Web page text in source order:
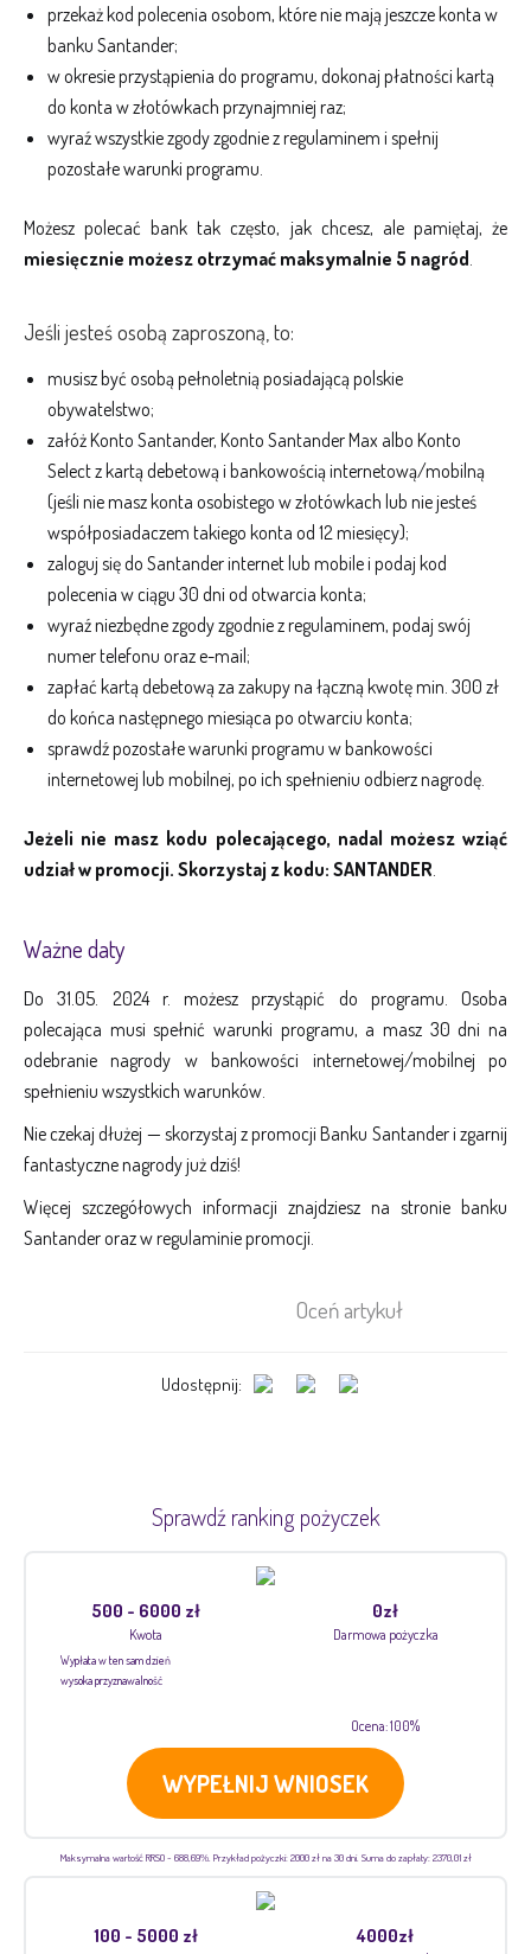
przekaż kod polecenia osobom, które nie mają jeszcze konta w
banku Santander;
w okresie przystąpienia do programu, dokonaj płatności kartą
do konta w złotówkach przynajmniej raz;
wyraź wszystkie zgody zgodnie z regulaminem i spełnij
pozostałe warunki programu.
Możesz polecać bank tak często, jak chcesz, ale pamiętaj, że
miesięcznie możesz otrzymać maksymalnie 5 nagród
Jeśli jesteś osobą zaproszoną, to:
musisz być osobą pełnoletnią posiadającą polskie
obywatelstwo;
załóż Konto Santander, Konto Santander Max albo Konto
Select z kartą debetową i bankowością internetową/mobilną
(jeśli nie masz konta osobistego w złotówkach lub nie jesteś
współposiadaczem takiego konta od 12 miesięcy);
zaloguj się do Santander internet lub mobile i podaj kod
polecenia w ciągu 30 dni od otwarcia konta;
wyraź niezbędne zgody zgodnie z regulaminem, podaj swój
numer telefonu oraz e-mail;
zapłać kartą debetową za zakupy na łączną kwotę min. 300 zł
do końca następnego miesiąca po otwarciu konta;
sprawdź pozostałe warunki programu w bankowości
internetowej lub mobilnej, po ich spełnieniu odbierz nagrodę.
Jeżeli nie masz kodu polecającego, nadal możesz wziąć
udział w promocji. Skorzystaj z kodu: SANTANDER.
Ważne daty
Do 31.05. 2024 r. możesz przystąpić do programu. Osoba
polecająca musi spełnić warunki programu, a masz 30 dni na
odebranie nagrody w bankowości internetowej/mobilnej po
spełnieniu wszystkich warunków.
Nie czekaj dłużej — skorzystaj z promocji Banku Santander i zgarnij
fantastyczne nagrody już dziś!
Więcej szczegółowych informacji znajdziesz na stronie banku
Santander oraz w regulaminie promocji.
Oceń artykuł
Udostępnij:
Sprawdź ranking pożyczek
500 - 6000 zł
Kwota
0zł
Darmowa pożyczka
Wypłata w ten sam dzień
wysoka przyznawalność
Ocena: 100%
WYPEŁNIJ WNIOSEK
Maksymalna wartość RRSO - 688,69%. Przykład pożyczki: 2000 zł na 30 dni. Suma do zapłaty: 2370,01 zł
100 - 5000 zł 4000zł